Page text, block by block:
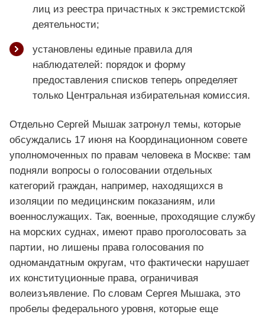
лиц из реестра причастных к экстремистской
деятельности;
установлены единые правила для
наблюдателей: порядок и форму
предоставления списков теперь определяет
только Центральная избирательная комиссия.
Отдельно Сергей Мышак затронул темы, которые
обсуждались 17 июня на Координационном совете
уполномоченных по правам человека в Москве: там
подняли вопросы о голосовании отдельных
категорий граждан, например, находящихся в
изоляции по медицинским показаниям, или
военнослужащих. Так, военные, проходящие службу
на морских суднах, имеют право проголосовать за
партии, но лишены права голосования по
одномандатным округам, что фактически нарушает
их конституционные права, ограничивая
волеизъявление. По словам Сергея Мышака, это
пробелы федерального уровня, которые еще